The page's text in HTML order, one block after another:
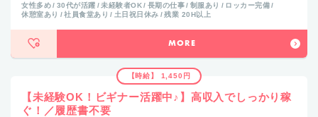
女性多め 30代が活躍 未経験者OK 長期の仕事 制服あり
ロッカー完備
休憩室あり
社員食堂あり 土日祝日休み 残業 20H以上
MORE
【時給】 1,450円
【未経験OK！ビギナー活躍中♪】高収入でしっかり稼
ぐ！／履歴書不要